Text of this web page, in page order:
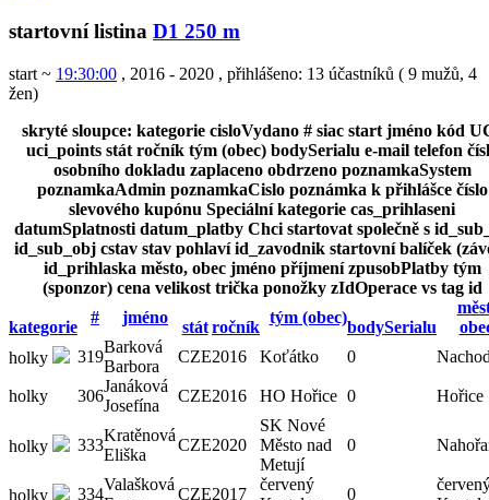
startovní listina D1 250 m
start ~ 19:30:00 , 2016 - 2020 , přihlášeno: 13 účastníků ( 9 mužů, 4
žen)
skryté sloupce: kategorie cisloVydano # siac start jméno kód
uci_points stát ročník tým (obec) bodySerialu e-mail telefon
osobního dokladu zaplaceno obdrzeno poznamkaSystem
poznamkaAdmin poznamkaCislo poznámka k přihlášce číslo
slevového kupónu Speciální kategorie cas_prihlaseni
datumSplatnosti datum_platby Chci startovat společně s
id_sub_obj cstav stav pohlaví id_zavodnik startovní balíček
id_prihlaska město, obec jméno příjmení zpusobPlatby tým
(sponzor) cena velikost trička ponožky zIdOperace vs tag id
kategorie
# jméno
stát ročník
tým (obec)
bodySerialu
holky
319
Barková
Barbora
CZE2016 Koťátko 0
holky 306
Janáková
Josefína
CZE2016 HO Hořice 0 Hořice
holky 333
Kratěnová
Eliška
CZE2020
SK Nové
Město nad
Metují
0
holky 334
Valašková
CZE2017
červený
0